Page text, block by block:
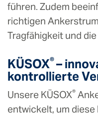
führen. Zudem
richtigen
Tragfähigkeit und
KÜSOX®–
kontrollierte
Unsere KÜSOX®
entwickelt, um